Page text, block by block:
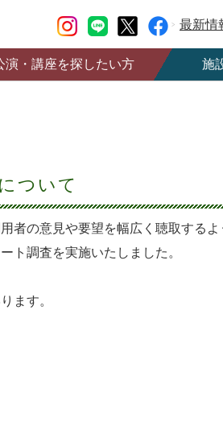
演・講座を探したい方
情報誌SaCLa
SaCLa友の会
施
公共
最新情
ついて
者の意見や要望を幅広く聴取するよ
ト調査を実施いたしました。
ます。